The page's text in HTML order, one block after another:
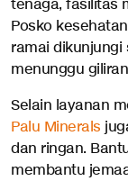
tenaga, fasilitas
Posko
ramai
menunggu
Selain layanan
Palu Minerals
dan ringan.
membantu